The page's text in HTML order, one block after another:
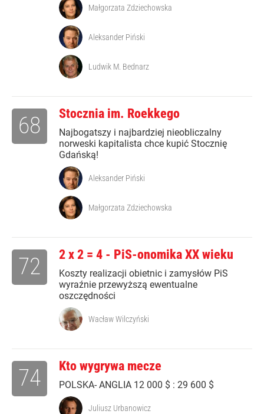
Małgorzata Zdziechowska
Aleksander Piński
Ludwik M. Bednarz
Stocznia im. Roekkego
Najbogatszy i najbardziej nieobliczalny
norweski kapitalista chce kupić Stocznię
Gdańską!
68
Aleksander Piński
Małgorzata Zdziechowska
2 x 2 = 4 - PiS-onomika XX wieku
Koszty realizacji obietnic i zamysłów PiS
wyraźnie przewyższą ewentualne
oszczędności
72
Wacław Wilczyński
Kto wygrywa mecze
POLSKA- ANGLIA 12 000 $ : 29 600 $
74
Juliusz Urbanowicz